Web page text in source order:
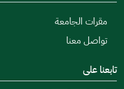
مقرات الجامعة
تواصل معنا
تابعنا على